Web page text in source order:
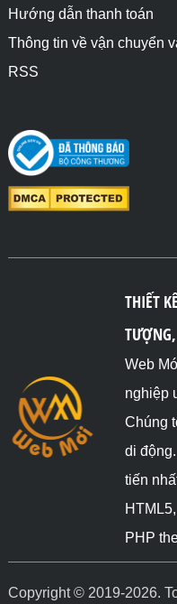
Hướng dẫn thanh toán
Thông tin về vận chuyển
RSS
THIẾT
Web
nghiệp
Chúng
di
tiến
PHP
Copyright © 2019-2026.